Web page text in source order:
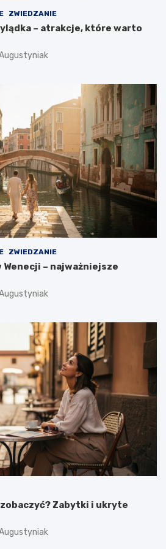
ZWIEDZANIE
– atrakcje, które warto
ZWIEDZANIE
– najważniejsze
Zabytki i ukryte